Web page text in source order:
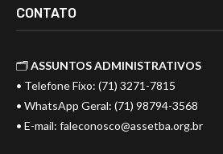
CONTATO
🗂️ASSUNTOS ADMINISTRATIVOS
• Telefone Fixo: (71) 3271-7815
• WhatsApp Geral: (71) 98794-3568
• E-mail: faleconosco@assetba.org.br